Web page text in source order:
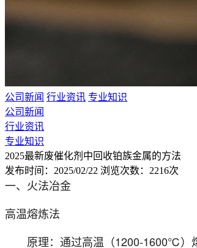
公司新闻 行业资讯 专业知识
公司新闻
行业资讯
专业知识
2025最新废催化剂中回收铂族金属的方法
发布时间：2025/02/22 浏览次数：2216次
一、火法冶金
高温熔炼法
原理：通过高温（1200-1600℃）